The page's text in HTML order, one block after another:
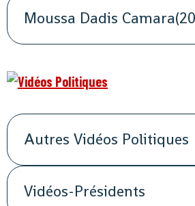
Moussa Dadis
Autres Vidéos Politiques
Vidéos-Présidents